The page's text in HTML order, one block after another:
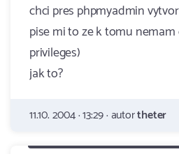
chci pres phpmyadmin
pise mi to ze k tomu
privileges)
jak to?
11.10. 2004 · 13:29 · autortheter